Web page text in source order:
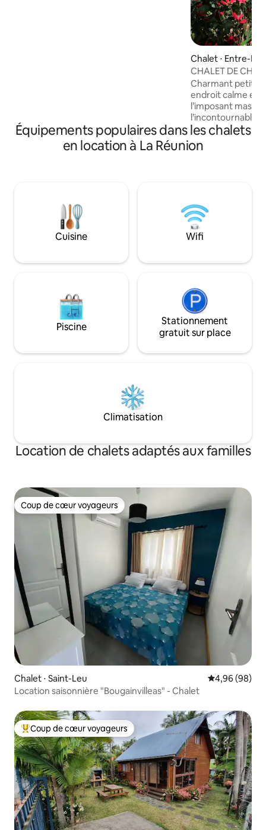
Chalet ⋅ Entre-
CHALET DE
Charmant petit
endroit calme et
l’imposant
l’incontournable
créole de l’entre
plages du sud de
grand sud
sa terrasse vous
merveilleux point
Équipements populaires dans les chalets
en location à La Réunion
Cuisine Wifi
Piscine
Stationnement
gratuit sur place
Climatisation
Location de chalets adaptés aux familles
Coup de cœur voyageurs
Coup de cœur voyageurs
Chalet ⋅ Saint-Leu Évaluation
4,96 (98)
Location saisonnière "Bougainvilleas" - Chalet
Coups de cœur voyageurs les plus appréciés
Coup de cœur voyageurs